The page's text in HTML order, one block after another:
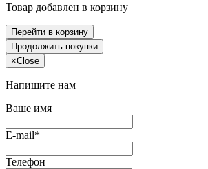
Товар добавлен в корзину
Перейти в корзину
Продолжить покупки
×Close
Напишите нам
Ваше имя
E-mail*
Телефон